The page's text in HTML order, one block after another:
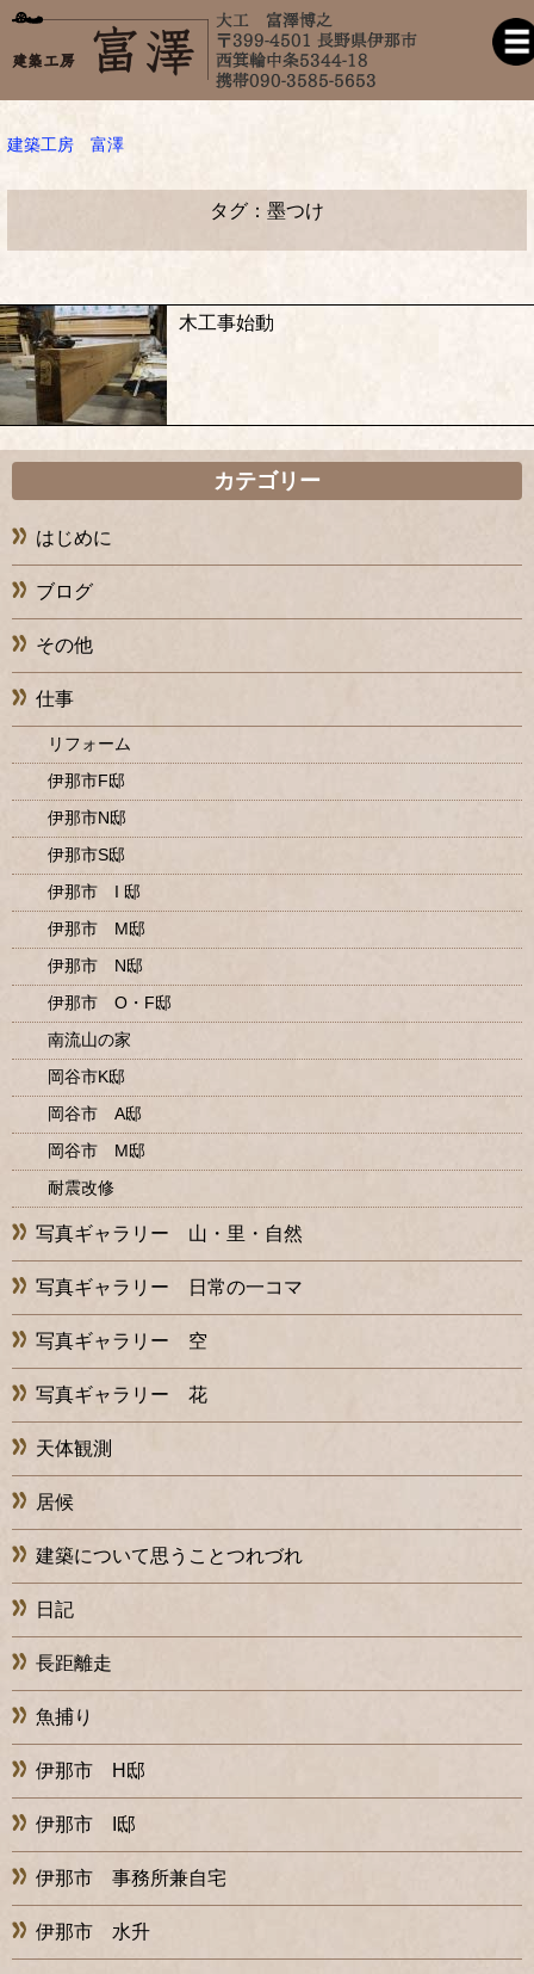
建築工房 富澤
タグ：墨つけ
木工事始動
カテゴリー
はじめに
ブログ
その他
仕事
リフォーム
伊那市F邸
伊那市N邸
伊那市S邸
伊那市 I 邸
伊那市 M邸
伊那市 N邸
伊那市 O・F邸
南流山の家
岡谷市K邸
岡谷市 A邸
岡谷市 M邸
耐震改修
写真ギャラリー 山・里・自然
写真ギャラリー 日常の一コマ
写真ギャラリー 空
写真ギャラリー 花
天体観測
居候
建築について思うことつれづれ
日記
長距離走
魚捕り
伊那市 H邸
伊那市 I邸
伊那市 事務所兼自宅
伊那市 水升